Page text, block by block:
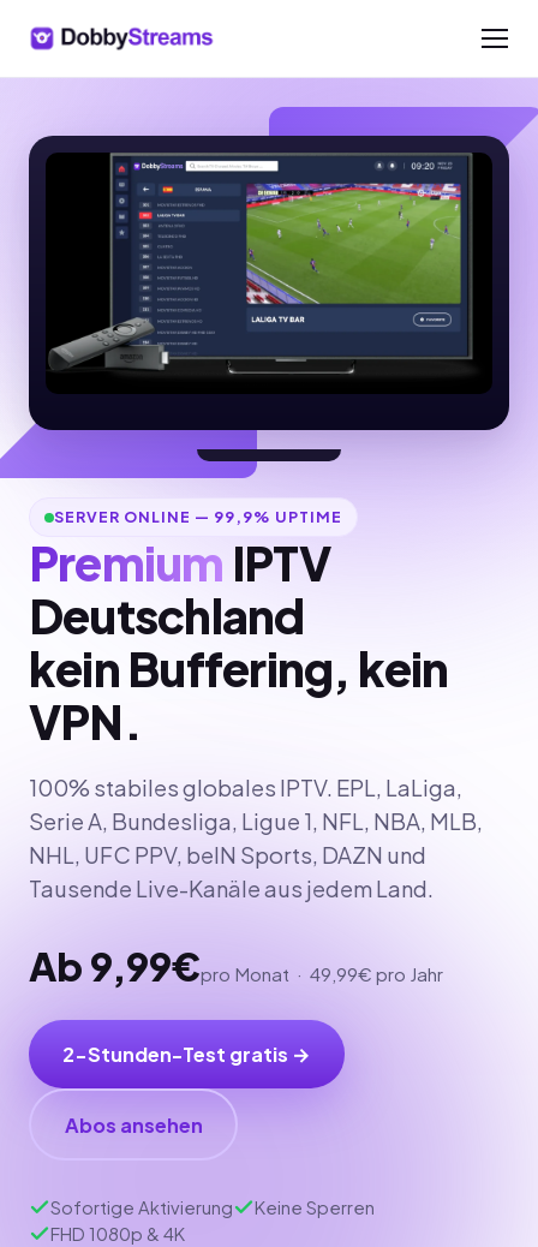
SERVER ONLINE — 99,9% UPTIME
Premium IPTV
Deutschland
kein Buffering, kein
VPN.
100% stabiles globales IPTV. EPL, LaLiga,
Serie A, Bundesliga, Ligue 1, NFL, NBA, MLB,
NHL, UFC PPV, beIN Sports, DAZN und
Tausende Live-Kanäle aus jedem Land.
Ab 9,99€pro Monat · 49,99€ pro Jahr
2-Stunden-Test gratis →
Abos ansehen
Sofortige Aktivierung
Keine Sperren
FHD 1080p & 4K